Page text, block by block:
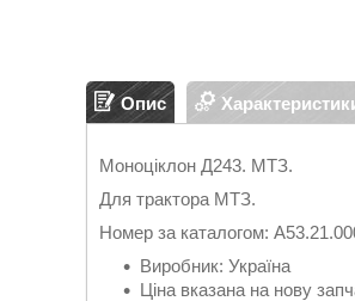
Опис
Моноціклон Д243. МТЗ.
Для трактора МТЗ.
Номер за каталогом:
Виробник: Україна
Ціна вказана на нову